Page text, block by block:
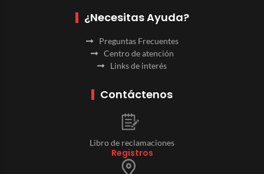
¿Necesitas Ayuda?
Preguntas Frecuentes
Centro de atención
Links de interés
Contáctenos
Libro de reclamaciones
Registros